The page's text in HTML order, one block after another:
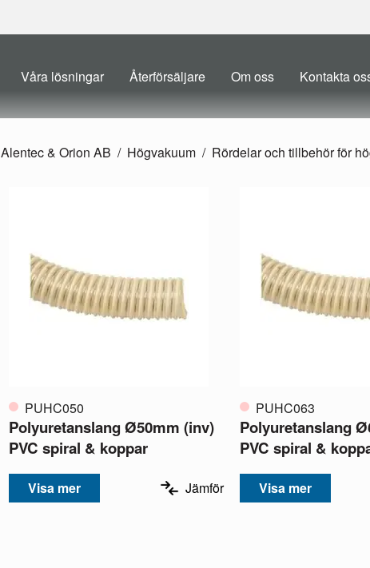
Våra lösningar Återförsäljare Om oss Kontakta
Alentec & Orion AB Högvakuum Rördelar och tillbehör för
PUHC050
Polyuretanslang Ø50mm (inv)
PVC spiral & koppar
Visa mer Jämför
PUHC063
Polyuretanslang
PVC spiral &
Visa mer